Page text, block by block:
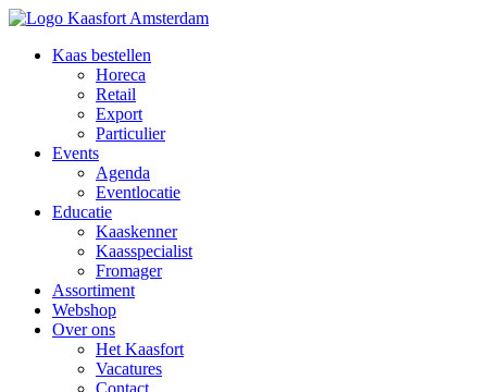
Kaas bestellen
Horeca
Retail
Export
Particulier
Events
Agenda
Eventlocatie
Educatie
Kaaskenner
Kaasspecialist
Fromager
Assortiment
Webshop
Over ons
Het Kaasfort
Vacatures
Contact